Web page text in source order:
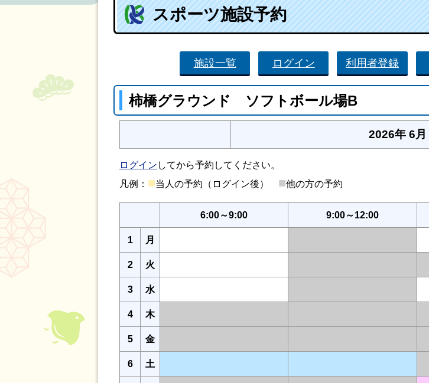
スポーツ施設予約
施設一覧 ログイン 利用者登録
柿橋グラウンド ソフトボール場B
2026年 6月
ログイン してから予約してください。
凡例： ■当人の予約（ログイン後） ■他の方の予約
6:00～9:00 9:00～12:00
1 月
2 火
3 水
4 木
5 金
6 土